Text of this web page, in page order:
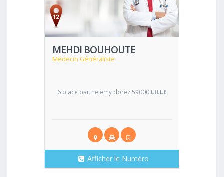
MEHDI BOUHOUTE
Médecin Généraliste
Voir
6 place barthelemy dorez 59000 LILLE
Afficher le Numéro